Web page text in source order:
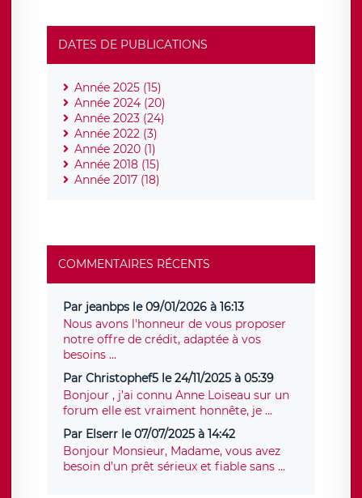
DATES DE PUBLICATIONS
Année 2025 (15)
Année 2024 (20)
Année 2023 (24)
Année 2022 (3)
Année 2020 (1)
Année 2018 (15)
Année 2017 (18)
COMMENTAIRES RÉCENTS
Par jeanbps le 09/01/2026 à 16:13
Nous avons l'honneur de vous proposer
notre offre de crédit, adaptée à vos
besoins ...
Par Christophef5 le 24/11/2025 à 05:39
Bonjour , j’ai connu Anne Loiseau sur un
forum elle est vraiment honnête, je ...
Par Elserr le 07/07/2025 à 14:42
Bonjour Monsieur, Madame, vous avez
besoin d’un prêt sérieux et fiable sans ...